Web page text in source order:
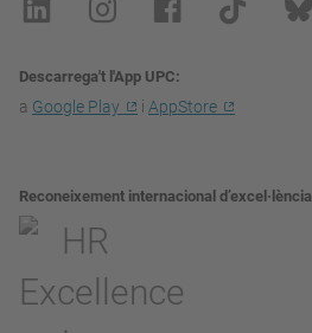
Descarrega't l'App UPC
a Google Play i AppStore
Reconeixement internacional d’excel·lència